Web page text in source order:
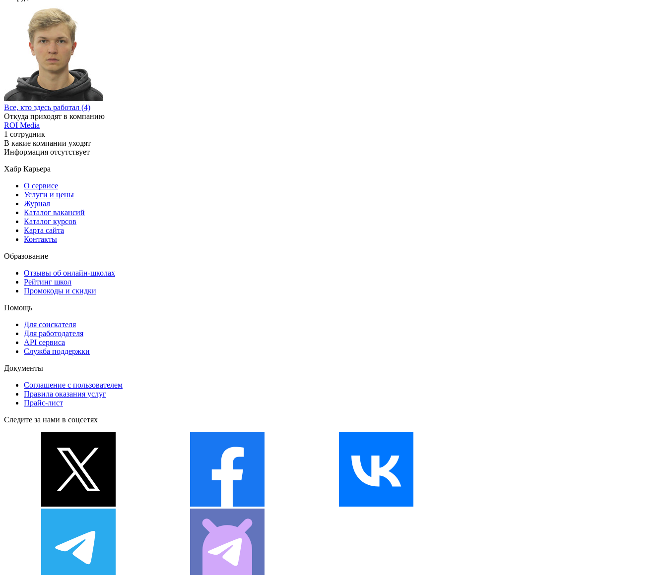
Все, кто здесь работал (4)
Откуда приходят в компанию
ROI Media
1 сотрудник
В какие компании уходят
Информация отсутствует
Хабр Карьера
О сервисе
Услуги и цены
Журнал
Каталог вакансий
Каталог курсов
Карта сайта
Контакты
Образование
Отзывы об онлайн-школах
Рейтинг школ
Промокоды и скидки
Помощь
Для соискателя
Для работодателя
API сервиса
Служба поддержки
Документы
Соглашение с пользователем
Правила оказания услуг
Прайс-лист
Следите за нами в соцсетях